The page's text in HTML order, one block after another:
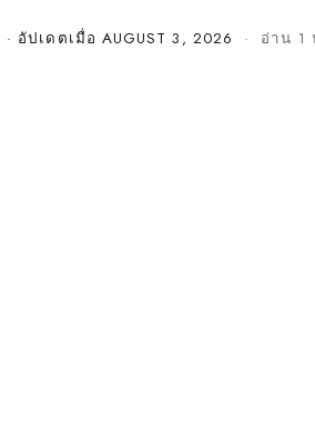
· อัปเดตเมื่อ AUGUST 3, 2026 · อ่าน 1